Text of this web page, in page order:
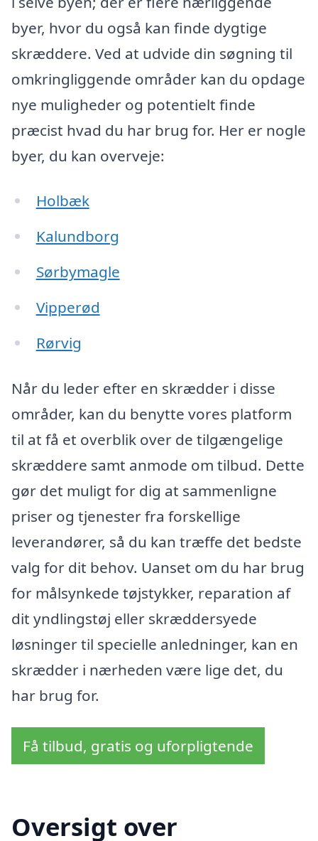
byer, hvor du også kan finde dygtige
skræddere. Ved at udvide din søgning til
omkringliggende områder kan du opdage
nye muligheder og potentielt finde
præcist hvad du har brug for. Her er nogle
byer, du kan overveje:
Holbæk
Kalundborg
Sørbymagle
Vipperød
Rørvig
Når du leder efter en skrædder i disse
områder, kan du benytte vores platform
til at få et overblik over de tilgængelige
skræddere samt anmode om tilbud. Dette
gør det muligt for dig at sammenligne
priser og tjenester fra forskellige
leverandører, så du kan træffe det bedste
valg for dit behov. Uanset om du har brug
for målsynkede tøjstykker, reparation af
dit yndlingstøj eller skræddersyede
løsninger til specielle anledninger, kan en
skrædder i nærheden være lige det, du
har brug for.
Få tilbud, gratis og uforpligtende
Oversigt over